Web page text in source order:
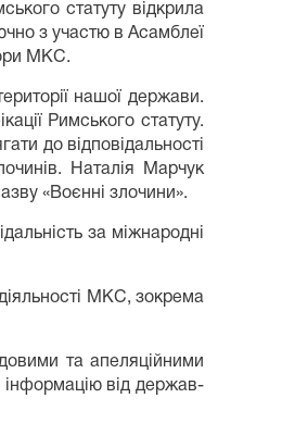
статуту відкрила
з участю в Асамблеї
МКС.
нашої держави.
Римського статуту.
до відповідальності
Наталія Марчук
«Воєнні злочини».
за міжнародні
МКС, зокрема
та апеляційними
інформацію від держав-